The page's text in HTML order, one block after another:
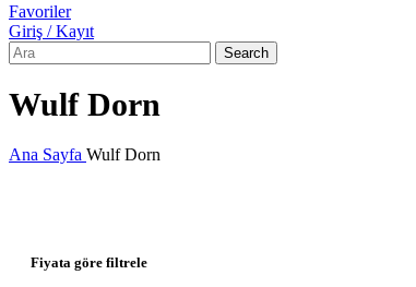
Favoriler
Giriş / Kayıt
Search
Wulf Dorn
Ana Sayfa Wulf Dorn
Fiyata göre filtrele